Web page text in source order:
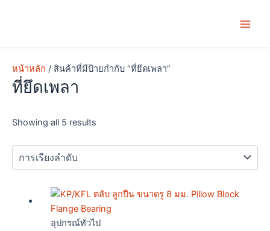
หน้าหลัก / สินค้าที่มีป้ายกำกับ “ที่ยึดเพลา”
ที่ยึดเพลา
Showing all 5 results
อุปกรณ์ทั่วไป
Price
This